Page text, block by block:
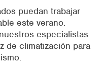
puedan trabajar
este verano.
especialistas
de climatización para